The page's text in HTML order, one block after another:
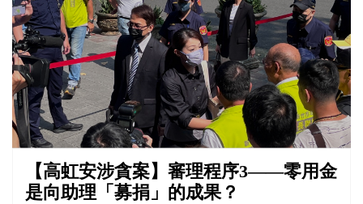
【高虹安涉貪案】審理程序3——零用金
是向助理「募捐」的成果？